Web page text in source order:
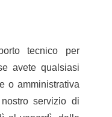
tecnico per
avete qualsiasi
o amministrativa
servizio di